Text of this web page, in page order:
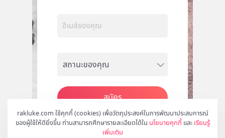
rakluke.com ใช้คุกกี้ (cookies) เพื่อวัตถุประสงค์ในการพัฒนาประสบการณ์
ของผู้ใช้ให้ดียิ่งขึ้น ท่านสามารถศึกษารายละเอียดได้ใน นโยบายคุกกี้ และ เรียนรู้
เพิ่มเติม
สมัคร